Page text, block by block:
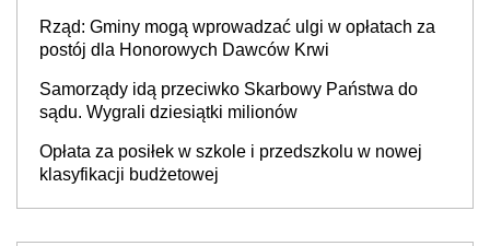
Rząd: Gminy mogą wprowadzać ulgi w opłatach za
postój dla Honorowych Dawców Krwi
Samorządy idą przeciwko Skarbowy Państwa do
sądu. Wygrali dziesiątki milionów
Opłata za posiłek w szkole i przedszkolu w nowej
klasyfikacji budżetowej